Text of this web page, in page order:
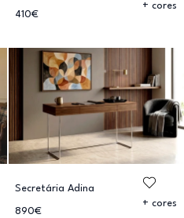
410€
+ cores
Secretária Adina
890€
+ cores